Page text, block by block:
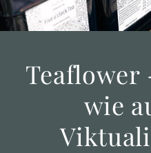
Teaflower
wie